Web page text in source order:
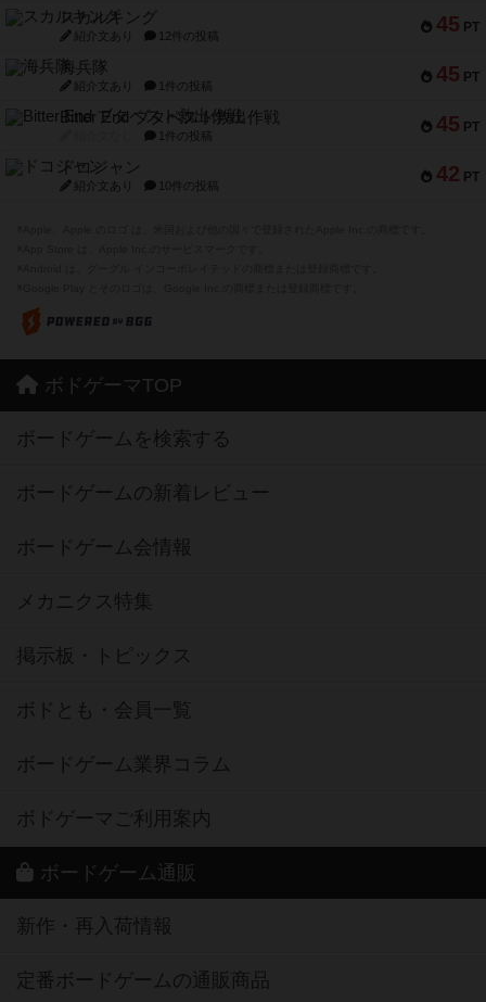
45 PT
スカルキング
紹介文あり 12件の投稿
45 PT
海兵隊
紹介文あり 1件の投稿
45 PT
Bitter End ブタペスト救出作戦
1件の投稿
42 PT
ドコジャン
紹介文あり 10件の投稿
ボドゲーマTOP
ボードゲームを検索する
ボードゲームの新着レビュー
ボードゲーム会情報
メカニクス特集
掲示板・トピックス
ボドとも・会員一覧
ボードゲーム業界コラム
ボドゲーマご利用案内
ボードゲーム通販
新作・再入荷情報
定番ボードゲームの通販商品